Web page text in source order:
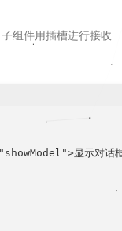
组件用插槽进行接收
显示对话